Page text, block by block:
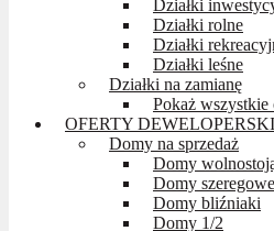
Działki
Działki rolne
Działki
Działki leśne
Działki na zamianę
Pokaż wszystkie
OFERTY
Domy na sprzedaż
Domy
Domy szeregowe
Domy bliźniaki
Domy 1/2